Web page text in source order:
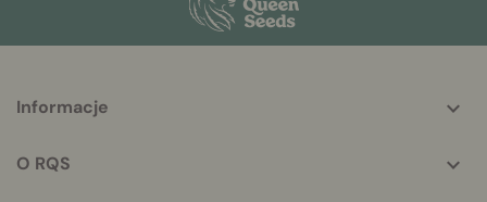
helpful
Informacje
O RQS